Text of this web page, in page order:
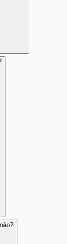
tin cá nhân và